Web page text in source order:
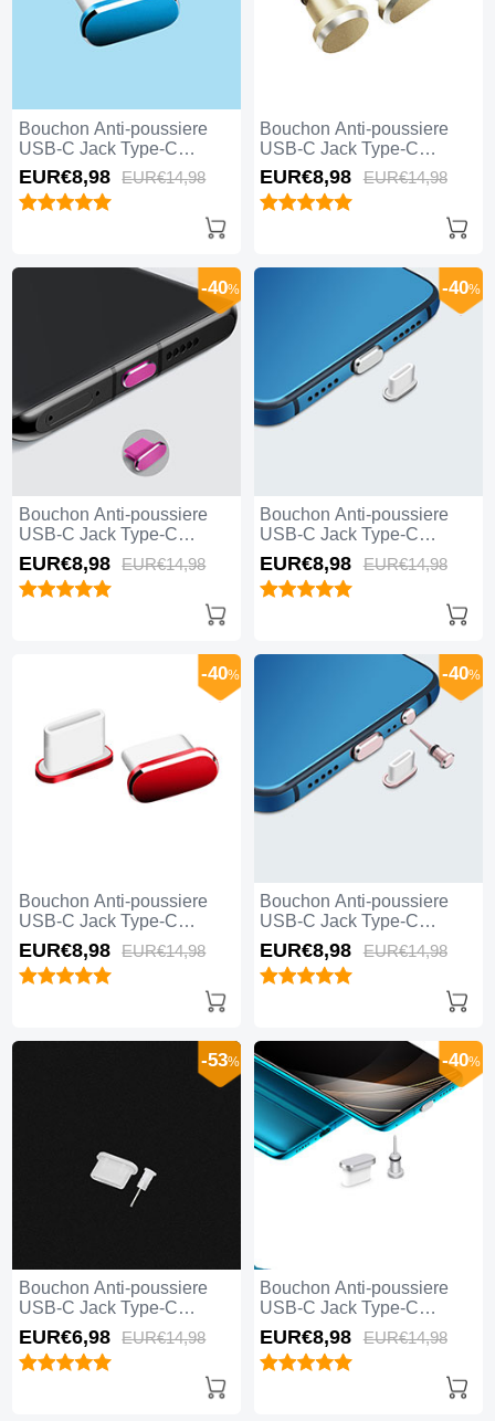
Bouchon Anti-poussiere
USB-C Jack Type-C
Universel H10 Bleu
EUR€8,98 EUR€14,98
Bouchon Anti-poussiere
USB-C Jack Type-C
Universel H09 Or
EUR€8,98 EUR€14,98
Bouchon Anti-poussiere
USB-C Jack Type-C
Universel H08 Rose Rouge
-40%
EUR€8,98 EUR€14,98
Bouchon Anti-poussiere
USB-C Jack Type-C
Universel H07 Argent
-40%
EUR€8,98 EUR€14,98
Bouchon Anti-poussiere
USB-C Jack Type-C
Universel H06 Rouge
-40%
EUR€8,98 EUR€14,98
Bouchon Anti-poussiere
USB-C Jack Type-C
Universel H05 Or Rose
-40%
EUR€8,98 EUR€14,98
Bouchon Anti-poussiere
USB-C Jack Type-C
Universel H04 Blanc
-53%
EUR€6,98 EUR€14,98
Bouchon Anti-poussiere
USB-C Jack Type-C
Universel H03 Argent
-40%
EUR€8,98 EUR€14,98